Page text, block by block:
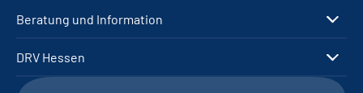
Beratung und Information
DRV Hessen